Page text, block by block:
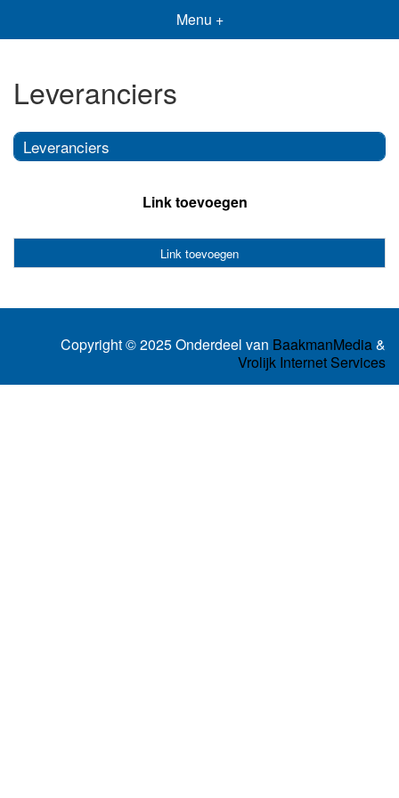
Menu +
Leveranciers
Leveranciers
Link toevoegen
Link toevoegen
Copyright © 2025 Onderdeel van BaakmanMedia&
Vrolijk Internet Services